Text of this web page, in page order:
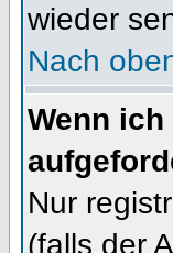
wieder
Nach
Wenn
Nur
(falls der